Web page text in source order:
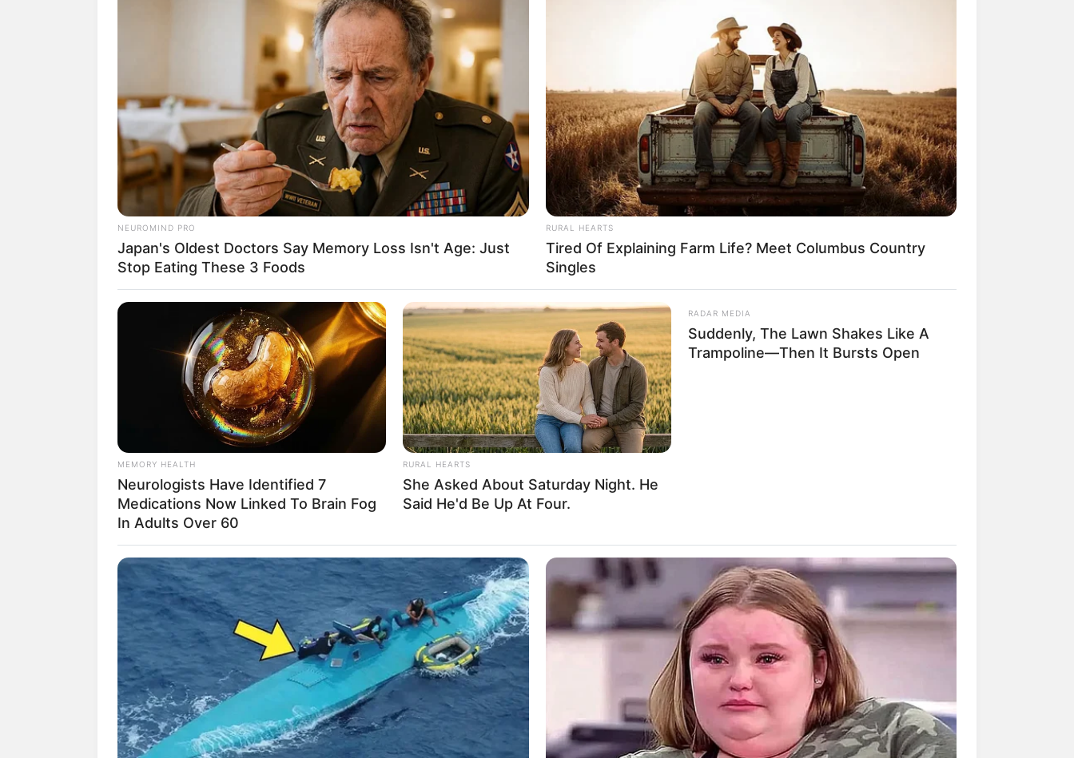
Königswinter
Krefeld
Kreuztal
Lage (Lippe)
Langenfeld (Rheinland)
Leichlingen
Lemgo
Lennestadt
Leverkusen
Lippstadt
Lohmar
Lübbecke
Lüdenscheid
Lünen
Marl
Mechernich
Meerbusch
Menden (Sauerland)
Meschede
Mettmann
Minden
Moers
Monheim am Rhein
Mülheim an der Ruhr
Münster
Neukirchen-Vluyn
Neuss
Niederkassel
Oberhausen
Oelde
Oer-Erkenschwick
Olpe
Paderborn
Plettenberg
Porta Westfalica
Pulheim
NEUROMIND PRO
Japan's Oldest Doctors Say Memory Loss Isn't Age: Just
Stop Eating These 3 Foods
RURAL HEARTS
Tired Of Explaining Farm Life? Meet Columbus Country
Singles
MEMORY HEALTH
Neurologists Have Identified 7
Medications Now Linked To Brain Fog
In Adults Over 60
RURAL HEARTS
She Asked About Saturday Night. He
Said He'd Be Up At Four.
RADAR MEDIA
Suddenly, The Lawn Shakes Like A
Trampoline—Then It Bursts Open